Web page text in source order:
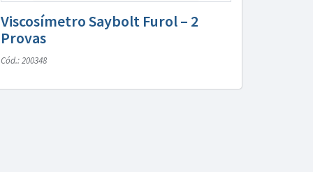
Viscosímetro Saybolt Furol – 2
Provas
Cód.: 200348